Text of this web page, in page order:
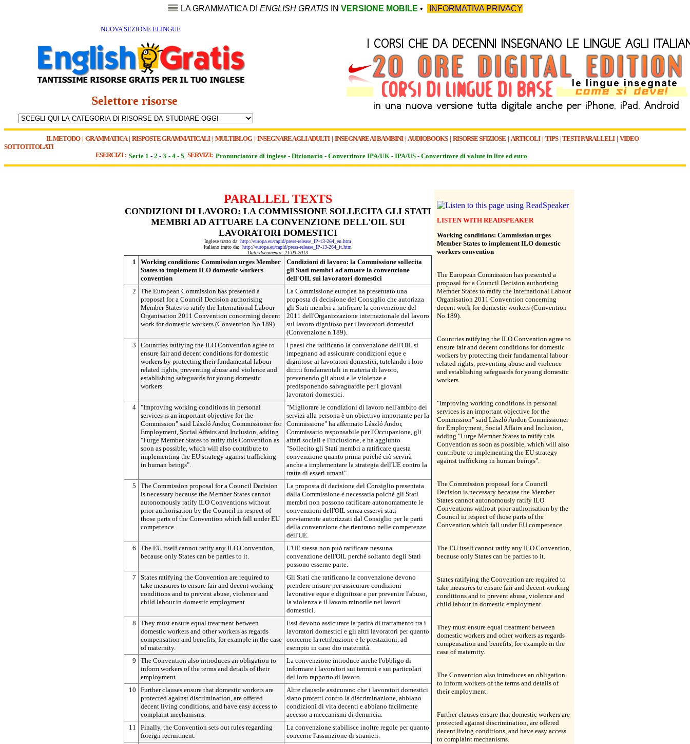
LA GRAMMATICA DI ENGLISH GRATIS IN VERSIONE MOBILE • INFORMATIVA PRIVACY
NUOVA SEZIONE ELINGUE
Selettore risorse
IL METODO| GRAMMATICA| RISPOSTE GRAMMATICALI| MULTIBLOG| INSEGNARE AGLI ADULTI | INSEGNARE AI BAMBINI| AUDIOBOOKS| RISORSE SFIZIOSE | ARTICOLI| TIPS|TESTI PARALLELI| VIDEO
SOTTOTITOLATI
ESERCIZI : Serie 1 - 2 - 3 - 4 - 5 SERVIZI: Pronunciatore di inglese - Dizionario - Convertitore IPA/UK - IPA/US - Convertitore di valute in lire ed euro
PARALLEL TEXTS
CONDIZIONI DI LAVORO: LA COMMISSIONE SOLLECITA GLI STATI
MEMBRI AD ATTUARE LA CONVENZIONE DELL'OIL SUI
LAVORATORI DOMESTICI
Inglese tratto da: http://europa.eu/rapid/press-release_IP-13-264_en.htm
Italiano tratto da: http://europa.eu/rapid/press-release_IP-13-264_it.htm
Data documento: 21-03-2013
1
Working conditions: Commission urges Member
States to implement ILO domestic workers
convention
Condizioni di lavoro: la Commissione sollecita
gli Stati membri ad attuare la convenzione
dell'OIL sui lavoratori domestici
2
The European Commission has presented a
proposal for a Council Decision authorising
Member States to ratify the International Labour
Organisation 2011 Convention concerning decent
work for domestic workers (Convention No.189).
La Commissione europea ha presentato una
proposta di decisione del Consiglio che autorizza
gli Stati membri a ratificare la convenzione del
2011 dell'Organizzazione internazionale del lavoro
sul lavoro dignitoso per i lavoratori domestici
(Convenzione n.189).
3
Countries ratifying the ILO Convention agree to
ensure fair and decent conditions for domestic
workers by protecting their fundamental labour
related rights, preventing abuse and violence and
establishing safeguards for young domestic
workers.
I paesi che ratificano la convenzione dell'OIL si
impegnano ad assicurare condizioni eque e
dignitose ai lavoratori domestici, tutelando i loro
diritti fondamentali in materia di lavoro,
prevenendo gli abusi e le violenze e
predisponendo salvaguardie per i giovani
lavoratori domestici.
4 "Improving working conditions in personal
services is an important objective for the
Commission" said László Andor, Commissioner for
Employment, Social Affairs and Inclusion, adding
"I urge Member States to ratify this Convention as
soon as possible, which will also contribute to
implementing the EU strategy against trafficking
in human beings".
"Migliorare le condizioni di lavoro nell'ambito dei
servizi alla persona è un obiettivo importante per la
Commissione" ha affermato László Andor,
Commissario responsabile per l'Occupazione, gli
affari sociali e l'inclusione, e ha aggiunto
"Sollecito gli Stati membri a ratificare questa
convenzione quanto prima poiché ciò servirà
anche a implementare la strategia dell'UE contro la
tratta di esseri umani".
5
The Commission proposal for a Council Decision
is necessary because the Member States cannot
autonomously ratify ILO Conventions without
prior authorisation by the Council in respect of
those parts of the Convention which fall under EU
competence.
La proposta di decisione del Consiglio presentata
dalla Commissione è necessaria poiché gli Stati
membri non possono ratificare autonomamente le
convenzioni dell'OIL senza esservi stati
previamente autorizzati dal Consiglio per le parti
della convenzione che rientrano nelle competenze
dell'UE.
6
The EU itself cannot ratify any ILO Convention,
because only States can be parties to it.
L'UE stessa non può ratificare nessuna
convenzione dell'OIL perché soltanto degli Stati
possono esserne parte.
7
States ratifying the Convention are required to
take measures to ensure fair and decent working
conditions and to prevent abuse, violence and
child labour in domestic employment.
Gli Stati che ratificano la convenzione devono
prendere misure per assicurare condizioni
lavorative eque e dignitose e per prevenire l'abuso,
la violenza e il lavoro minorile nei lavori
domestici.
8
They must ensure equal treatment between
domestic workers and other workers as regards
compensation and benefits, for example in the case
of maternity.
Essi devono assicurare la parità di trattamento tra i
lavoratori domestici e gli altri lavoratori per quanto
concerne la retribuzione e le prestazioni, ad
esempio in caso dio maternità.
9
The Convention also introduces an obligation to
inform workers of the terms and details of their
employment.
La convenzione introduce anche l'obbligo di
informare i lavoratori sui termini e sui particolari
del loro rapporto di lavoro.
10
Further clauses ensure that domestic workers are
protected against discrimination, are offered
decent living conditions, and have easy access to
complaint mechanisms.
Altre clausole assicurano che i lavoratori domestici
siano protetti contro la discriminazione, abbiano
condizioni di vita decenti e abbiano facilmente
accesso a meccanismi di denuncia.
11
Finally, the Convention sets out rules regarding
foreign recruitment.
La convenzione stabilisce inoltre regole per quanto
concerne l'assunzione di stranieri.
LISTEN WITH READSPEAKER
Working conditions: Commission urges
Member States to implement ILO domestic
workers convention
The European Commission has presented a
proposal for a Council Decision authorising
Member States to ratify the International Labour
Organisation 2011 Convention concerning
decent work for domestic workers (Convention
No.189).
Countries ratifying the ILO Convention agree to
ensure fair and decent conditions for domestic
workers by protecting their fundamental labour
related rights, preventing abuse and violence
and establishing safeguards for young domestic
workers.
"Improving working conditions in personal
services is an important objective for the
Commission" said László Andor, Commissioner
for Employment, Social Affairs and Inclusion,
adding "I urge Member States to ratify this
Convention as soon as possible, which will also
contribute to implementing the EU strategy
against trafficking in human beings".
The Commission proposal for a Council
Decision is necessary because the Member
States cannot autonomously ratify ILO
Conventions without prior authorisation by the
Council in respect of those parts of the
Convention which fall under EU competence.
The EU itself cannot ratify any ILO Convention,
because only States can be parties to it.
States ratifying the Convention are required to
take measures to ensure fair and decent working
conditions and to prevent abuse, violence and
child labour in domestic employment.
They must ensure equal treatment between
domestic workers and other workers as regards
compensation and benefits, for example in the
case of maternity.
The Convention also introduces an obligation
to inform workers of the terms and details of
their employment.
Further clauses ensure that domestic workers are
protected against discrimination, are offered
decent living conditions, and have easy access
to complaint mechanisms.